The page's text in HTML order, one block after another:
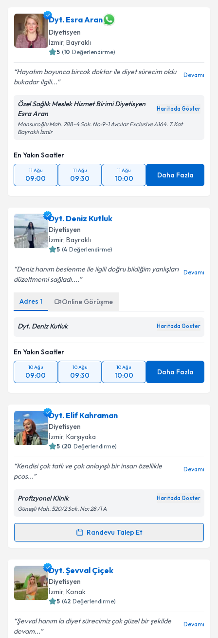
Dyt. Esra Aran
Diyetisyen
İzmir, Bayraklı
5 (10 Değerlendirme)
Hayatım boyunca bircok doktor ile diyet sürecim oldu
bukadar ilgili...
Devamı
Özel Sağlık Meslek Hizmet Birimi Diyetisyen
Esra Aran
Haritada Göster
Mansuroğlu Mah. 288-4 Sok. No:9-1 Avcılar Exclusive A164. 7. Kat
Bayraklı İzmir
En Yakın Saatler
11 Ağu
09:00
11 Ağu
09:30
11 Ağu
10:00 Daha Fazla
Dyt. Deniz Kutluk
Diyetisyen
İzmir, Bayraklı
5 (4 Değerlendirme)
Deniz hanım beslenme ile ilgili doğru bildiğim yanlışları
düzeltmemi sağladı....
Devamı
Adres 1 Online Görüşme
Dyt. Deniz Kutluk Haritada Göster
En Yakın Saatler
10 Ağu
09:00
10 Ağu
09:30
10 Ağu
10:00 Daha Fazla
Dyt. Elif Kahraman
Diyetisyen
İzmir, Karşıyaka
5 (20 Değerlendirme)
Kendisi çok tatlı ve çok anlayışlı bir insan özellikle
pcos...
Devamı
Profizyonel Klinik Haritada Göster
Güneşli Mah. 520/2 Sok. No: 28 /1 A
Randevu Talep Et
Randevu Takvimi Talebi
Dyt. Elif Kahramaniçin randevu takvimi talebi
oluşturun. Size bu uzmandan randevu almanız için bir
takvim hazırlandığında e-posta ile bilgilendireceğiz.
Dyt. Şevval Çiçek
Diyetisyen
İzmir, Konak
5 (42 Değerlendirme)
Şevval hanım la diyet sürecimiz çok güzel bir şekilde
devam...
Devamı